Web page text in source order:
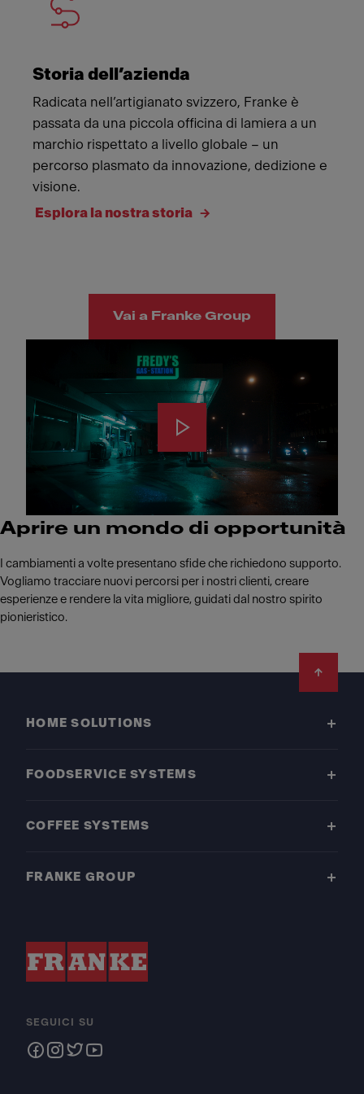
Storia dell’azienda
Radicata nell’artigianato svizzero, Franke è
passata da una piccola officina di lamiera a un
marchio rispettato a livello globale – un
percorso plasmato da innovazione, dedizione e
visione.
Esplora la nostra storia
Vai a Franke Group
Aprire un mondo di opportunità
I cambiamenti a volte presentano sfide che richiedono supporto.
Vogliamo tracciare nuovi percorsi per i nostri clienti, creare
esperienze e rendere la vita migliore, guidati dal nostro spirito
pionieristico.
HOME SOLUTIONS
FOODSERVICE SYSTEMS
COFFEE SYSTEMS
FRANKE GROUP
SEGUICI SU